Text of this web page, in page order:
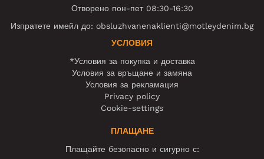
Отворено пон-пет 08:30-16:30
Изпратете имейл до: obsluzhvanenaklienti@motleydenim.bg
УСЛОВИЯ
*Условия за покупка и доставка
Условия за връщане и замяна
Условия за рекламация
Privacy policy
Cookie-settings
ПЛАЩАНЕ
Плащайте безопасно и сигурно с: